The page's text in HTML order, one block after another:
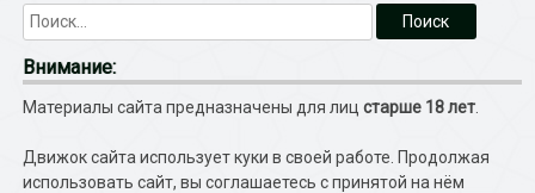
Внимание:
Материалы сайта предназначены для лицстарше 18 лет
Движок сайта использует куки в своей работе. Продолжая
использовать сайт, вы соглашаетесь с принятой на нём